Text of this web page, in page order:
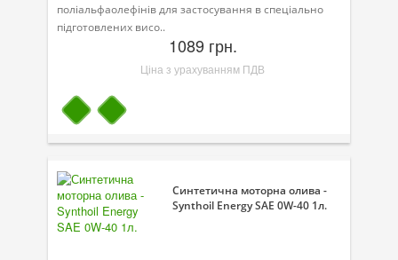
поліальфаолефінів для застосування в спеціально
підготовлених висо..
1089 грн.
Ціна з урахуванням ПДВ
Синтетична моторна олива -
Synthoil Energy SAE 0W-40 1л.